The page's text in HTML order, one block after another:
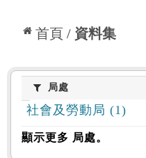
首頁 資料集
:::
局處局處
社會及勞動局 (1)
顯示更多 局處。